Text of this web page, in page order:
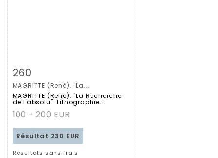
Fiche détaillée
260
MAGRITTE (René). "La...
MAGRITTE (René). "La Recherche
de l'absolu". Lithographie...
100 - 200 EUR
Résultat 230 EUR
Résultats sans frais